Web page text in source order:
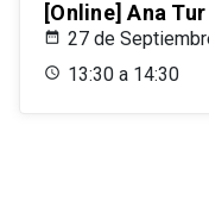
[Online] Ana
27 de
13:30 a 14:30